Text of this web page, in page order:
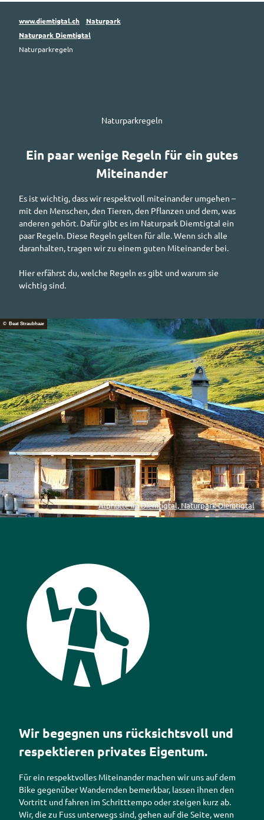
www.diemtigtal.ch
Naturpark
Naturpark Diemtigtal
Naturparkregeln
Naturparkregeln
Ein paar wenige Regeln für ein gutes
Miteinander
Es ist wichtig, dass wir respektvoll miteinander umgehen –
mit den Menschen, den Tieren, den Pflanzen und dem, was
anderen gehört. Dafür gibt es im Naturpark Diemtigtal ein
paar Regeln. Diese Regeln gelten für alle. Wenn sich alle
daranhalten, tragen wir zu einem guten Miteinander bei.
Hier erfährst du, welche Regeln es gibt und warum sie
wichtig sind.
Wir begegnen uns rücksichtsvoll und
respektieren privates Eigentum.
Für ein respektvolles Miteinander machen wir uns auf dem
Bike gegenüber Wandernden bemerkbar, lassen ihnen den
Vortritt und fahren im Schritttempo oder steigen kurz ab.
Wir, die zu Fuss unterwegs sind, gehen auf die Seite, wenn
Alphütte im Diemtigtal, Naturpark Diemtigtal
© Beat Straubhaar